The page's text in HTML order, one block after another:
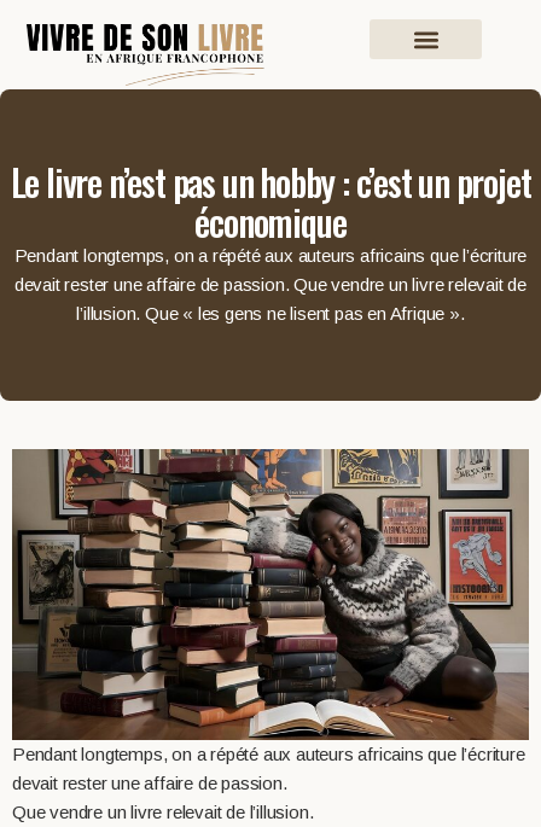
Le livre n’est pas un hobby : c’est un projet
économique
Pendant longtemps, on a répété aux auteurs africains que l’écriture
devait rester une affaire de passion. Que vendre un livre relevait de
l’illusion. Que « les gens ne lisent pas en Afrique ».
Pendant longtemps, on a répété aux auteurs africains que l’écriture
devait rester une affaire de passion.
Que vendre un livre relevait de l’illusion.